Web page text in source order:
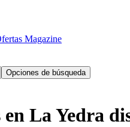
Magazine
Opciones de búsqueda
en La Yedra